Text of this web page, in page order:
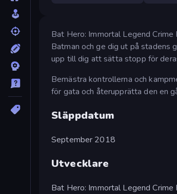
Bat Hero: Immortal Legend
Batman och ge dig ut på stadens
upp till dig att sätta stopp för
Bemästra kontrollerna och
för gata och återupprätta den en
Släppdatum
September 2018
Utvecklare
Bat Hero: Immortal Legend